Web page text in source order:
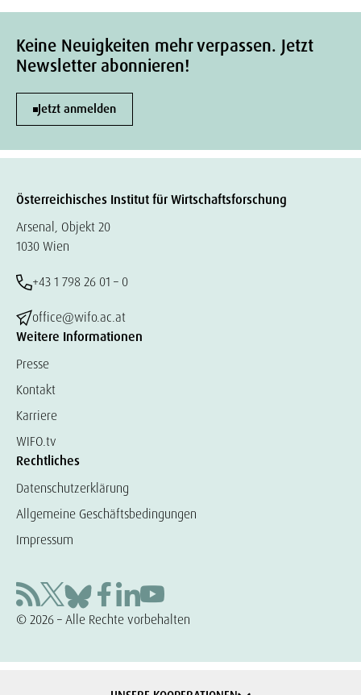
Keine Neuigkeiten mehr verpassen. Jetzt
Newsletter abonnieren!
Jetzt anmelden
Österreichisches Institut für Wirtschaftsforschung
Arsenal, Objekt 20
1030 Wien
+43 1 798 26 01 – 0
office@wifo.ac.at
Weitere Informationen
Presse
Kontakt
Karriere
WIFO.tv
Rechtliches
Datenschutzerklärung
Allgemeine Geschäftsbedingungen
Impressum
© 2026 – Alle Rechte vorbehalten